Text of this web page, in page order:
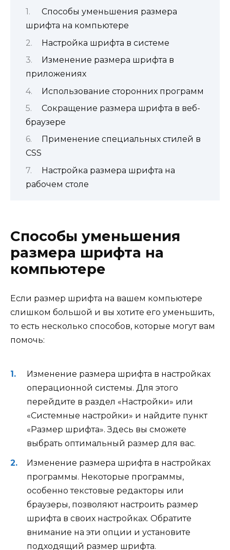
Способы уменьшения размера
шрифта на компьютере
Настройка шрифта в системе
Изменение размера шрифта в
приложениях
Использование сторонних программ
Сокращение размера шрифта в веб-
браузере
Применение специальных стилей в
CSS
Настройка размера шрифта на
рабочем столе
Способы уменьшения
размера шрифта на
компьютере
Если размер шрифта на вашем компьютере
слишком большой и вы хотите его уменьшить,
то есть несколько способов, которые могут вам
помочь:
Изменение размера шрифта в настройках
операционной системы. Для этого
перейдите в раздел «Настройки» или
«Системные настройки» и найдите пункт
«Размер шрифта». Здесь вы сможете
выбрать оптимальный размер для вас.
Изменение размера шрифта в настройках
программы. Некоторые программы,
особенно текстовые редакторы или
браузеры, позволяют настроить размер
шрифта в своих настройках. Обратите
внимание на эти опции и установите
подходящий размер шрифта.